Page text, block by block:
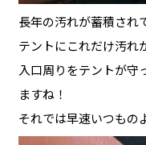
長年の汚れが蓄積され
テントにこれだけ汚れ
入口周りをテントが守
ますね！
それでは早速いつもの